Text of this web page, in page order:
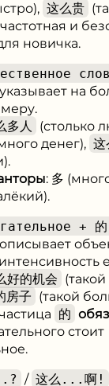
这么贵
и
новичка.
на
多人
(столько
денег), 这
: 多
+
好的机会
房子 (такой
的
стоит
/ 这么...啊!